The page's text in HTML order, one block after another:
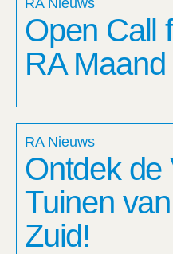
RA Nieuws
Open Call
RA Maand
RA Nieuws
Ontdek de
Tuinen
Zuid!